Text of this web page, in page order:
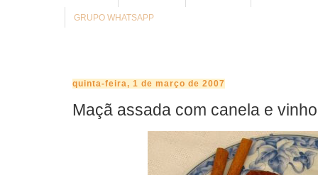
GRUPO WHATSAPP
quinta-feira, 1 de março de 2007
Maçã assada com canela e